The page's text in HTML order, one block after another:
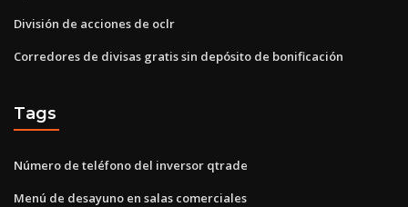
División de acciones de oclr
Corredores de divisas gratis sin depósito de bonificación
Tags
Número de teléfono del inversor qtrade
Menú de desayuno en salas comerciales